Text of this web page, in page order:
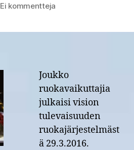
Ei kommentteja
Visio
tulevaisuuden
ruokajärjestelmästä
Joukko
ruokavaikuttajia
julkaisi vision
tulevaisuuden
ruokajärjestelmäst
ä 29.3.2016.